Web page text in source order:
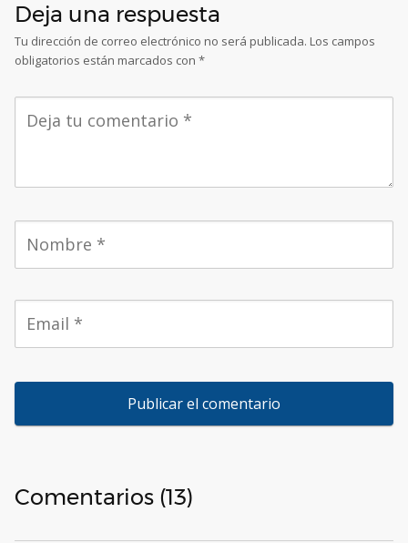
Deja una respuesta
Tu dirección de correo electrónico no será publicada. Los campos
obligatorios están marcados con *
Comentarios (13)